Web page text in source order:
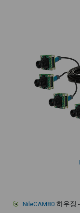
NileCAM80 하우징